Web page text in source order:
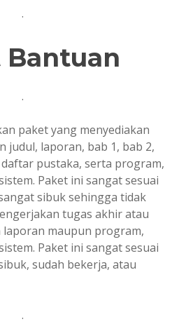
.
Bantuan
.
paket yang menyediakan
judul, laporan, bab 1, bab 2,
daftar pustaka, serta program,
Paket ini sangat sesuai
sibuk sehingga tidak
tugas akhir atau
maupun program,
Paket ini sangat sesuai
sudah bekerja, atau
.